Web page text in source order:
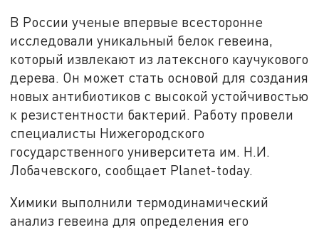
В России ученые впервые всесторонне
исследовали уникальный белок гевеина,
который извлекают из латексного каучукового
дерева. Он может стать основой для создания
новых антибиотиков с высокой устойчивостью
к резистентности бактерий. Работу провели
специалисты Нижегородского
государственного университета им. Н.И.
Лобачевского, сообщает Рlanet-today.
Химики выполнили термодинамический
анализ гевеина для определения его